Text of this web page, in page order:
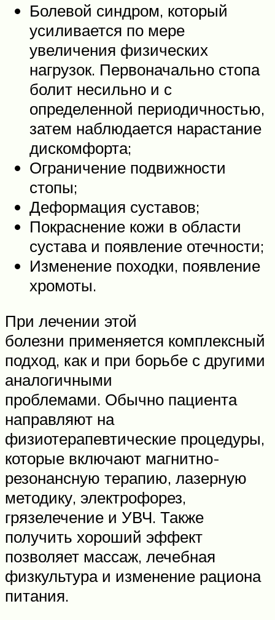
Болевой синдром, который
усиливается по мере
увеличения физических
нагрузок. Первоначально стопа
болит несильно и с
определенной периодичностью,
затем наблюдается нарастание
дискомфорта;
Ограничение подвижности
стопы;
Деформация суставов;
Покраснение кожи в области
сустава и появление отечности;
Изменение походки, появление
хромоты.
При лечении этой
болезни применяется комплексный
подход, как и при борьбе с другими
аналогичными
проблемами. Обычно пациента
направляют на
физиотерапевтические процедуры,
которые включают магнитно-
резонансную терапию, лазерную
методику, электрофорез,
грязелечение и УВЧ. Также
получить хороший эффект
позволяет массаж, лечебная
физкультура и изменение рациона
питания.